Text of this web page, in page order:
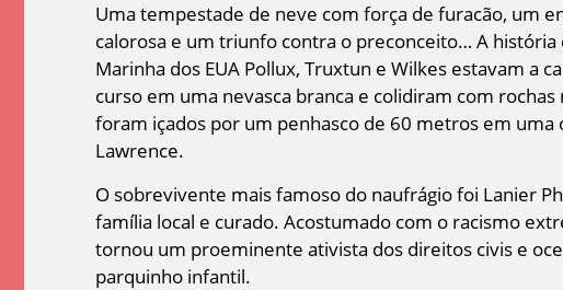
Uma tempestade de neve com força de furacão, um
calorosa e um triunfo contra o preconceito… A
Marinha dos EUA Pollux, Truxtun e Wilkes estavam a
curso em uma nevasca branca e colidiram com
foram içados por um penhasco de 60 metros em
Lawrence.
O sobrevivente mais famoso do naufrágio foi Lanier
família local e curado. Acostumado com o racismo
tornou um proeminente ativista dos direitos civis e
parquinho infantil.